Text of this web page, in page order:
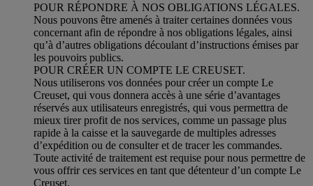
POUR RÉPONDRE À NOS OBLIGATIONS LÉGALES.
Nous pouvons être amenés à traiter certaines données vous
concernant afin de répondre à nos obligations légales, ainsi
qu’à d’autres obligations découlant d’instructions émises par
les pouvoirs publics.
POUR CRÉER UN COMPTE LE CREUSET.
Nous utiliserons vos données pour créer un compte Le
Creuset, qui vous donnera accès à une série d’avantages
réservés aux utilisateurs enregistrés, qui vous permettra de
mieux tirer profit de nos services, comme un passage plus
rapide à la caisse et la sauvegarde de multiples adresses
d’expédition ou de consulter et de tracer les commandes.
Toute activité de traitement est requise pour nous permettre de
vous offrir ces services en tant que détenteur d’un compte Le
Creuset.